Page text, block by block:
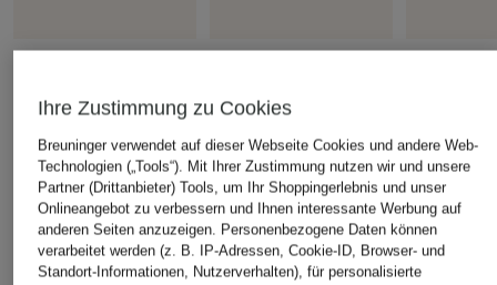
MAMMUT
III MID GTX
129,99 €
Bestpreis:190 €
MID PTX
200 €
160 €
Ihre Zustimmung zu Cookies
Breuninger verwendet auf dieser Webseite Cookies und andere Web-
Technologien („Tools“). Mit Ihrer Zustimmung nutzen wir und unsere
Partner (Drittanbieter) Tools, um Ihr Shoppingerlebnis und unser
Onlineangebot zu verbessern und Ihnen interessante Werbung auf
anderen Seiten anzuzeigen. Personenbezogene Daten können
verarbeitet werden (z. B. IP-Adressen, Cookie-ID, Browser- und
Standort-Informationen, Nutzerverhalten), für personalisierte